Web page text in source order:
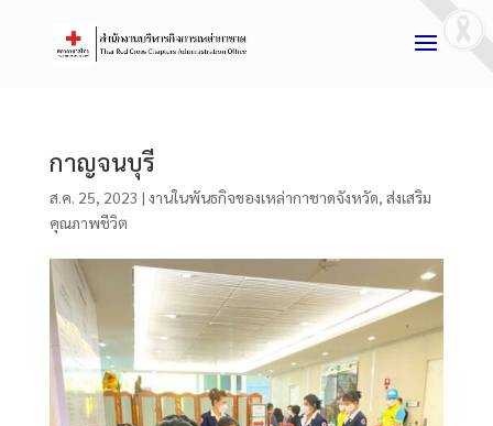
กาญจนบุรี
ส.ค. 25, 2023 | งานในพันธกิจของเหล่ากาชาดจังหวัด, ส่งเสริม
คุณภาพชีวิต